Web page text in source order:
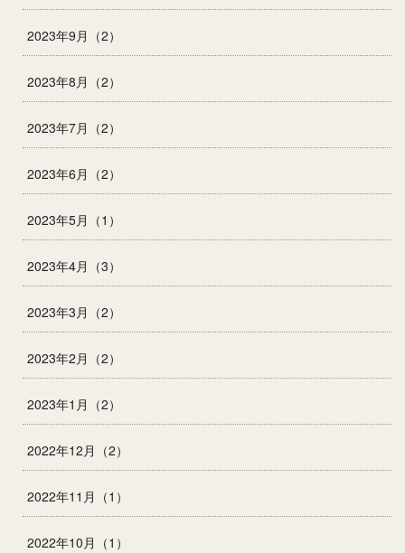
2023年9月（2）
2023年8月（2）
2023年7月（2）
2023年6月（2）
2023年5月（1）
2023年4月（3）
2023年3月（2）
2023年2月（2）
2023年1月（2）
2022年12月（2）
2022年11月（1）
2022年10月（1）